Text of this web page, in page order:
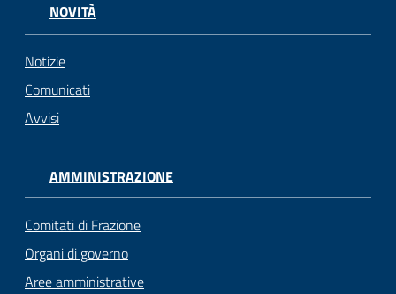
NOVITÀ
Notizie
Comunicati
Avvisi
AMMINISTRAZIONE
Comitati di Frazione
Organi di governo
Aree amministrative